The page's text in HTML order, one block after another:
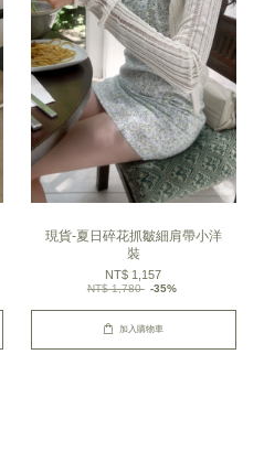
現貨-夏日碎花抓皺細肩帶小洋
裝
NT$ 1,157
NT$ 1,780 -35%
加入購物車